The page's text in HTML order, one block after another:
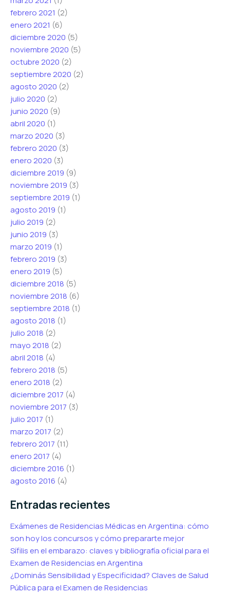
febrero 2021 (2)
enero 2021 (6)
diciembre 2020 (5)
noviembre 2020 (5)
octubre 2020 (2)
septiembre 2020 (2)
agosto 2020 (2)
julio 2020 (2)
junio 2020 (9)
abril 2020 (1)
marzo 2020 (3)
febrero 2020 (3)
enero 2020 (3)
diciembre 2019 (9)
noviembre 2019 (3)
septiembre 2019 (1)
agosto 2019 (1)
julio 2019 (2)
junio 2019 (3)
marzo 2019 (1)
febrero 2019 (3)
enero 2019 (5)
diciembre 2018 (5)
noviembre 2018 (6)
septiembre 2018 (1)
agosto 2018 (1)
julio 2018 (2)
mayo 2018 (2)
abril 2018 (4)
febrero 2018 (5)
enero 2018 (2)
diciembre 2017 (4)
noviembre 2017 (3)
julio 2017 (1)
marzo 2017 (2)
febrero 2017 (11)
enero 2017 (4)
diciembre 2016 (1)
agosto 2016 (4)
Entradas recientes
Exámenes de Residencias Médicas en Argentina: cómo
son hoy los concursos y cómo prepararte mejor
Sífilis en el embarazo: claves y bibliografía oficial para el
Examen de Residencias en Argentina
¿Dominás Sensibilidad y Especificidad? Claves de Salud
Pública para el Examen de Residencias